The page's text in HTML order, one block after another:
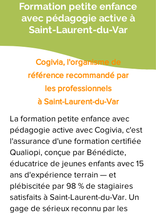
Formation petite enfance
avec pédagogie active à
Saint-Laurent-du-Var
Cogivia, l'organisme de
référence recommandé par
les professionnels
à Saint-Laurent-du-Var
La formation petite enfance avec
pédagogie active avec Cogivia, c'est
l'assurance d'une formation certifiée
Qualiopi, conçue par Bénédicte,
éducatrice de jeunes enfants avec 15
ans d'expérience terrain — et
plébiscitée par 98 % de stagiaires
satisfaits à Saint-Laurent-du-Var. Un
gage de sérieux reconnu par les